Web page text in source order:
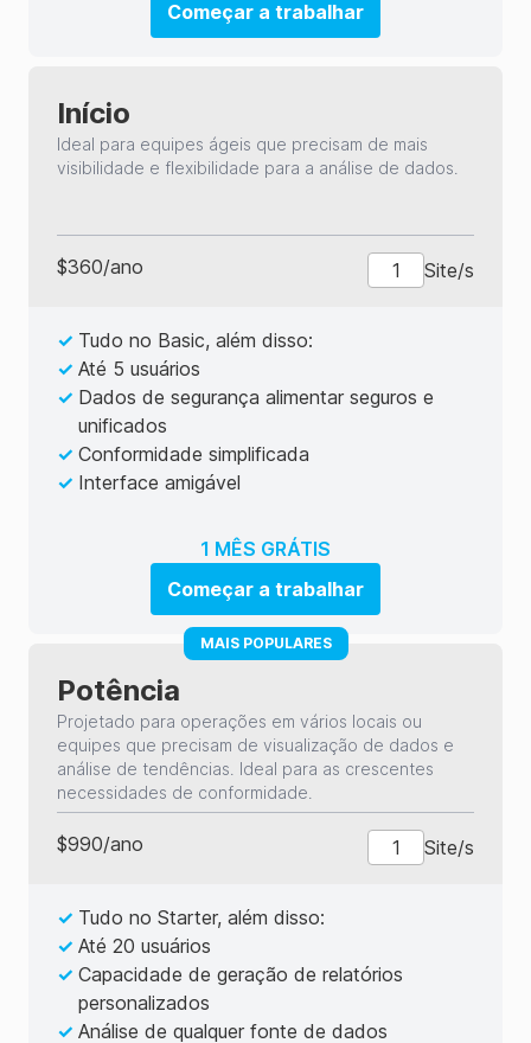
Começar a trabalhar
Início
Ideal para equipes ágeis que precisam de mais
visibilidade e flexibilidade para a análise de dados.
$360/ano Site/s
✓ Tudo no Basic, além disso:
✓ Até 5 usuários
✓ Dados de segurança alimentar seguros e
unificados
✓ Conformidade simplificada
✓ Interface amigável
1 MÊS GRÁTIS
Começar a trabalhar
MAIS POPULARES
Potência
Projetado para operações em vários locais ou
equipes que precisam de visualização de dados e
análise de tendências. Ideal para as crescentes
necessidades de conformidade.
$990/ano Site/s
✓ Tudo no Starter, além disso:
✓ Até 20 usuários
✓ Capacidade de geração de relatórios
personalizados
✓ Análise de qualquer fonte de dados